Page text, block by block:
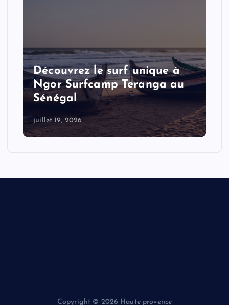
Découvrez le surf unique à
Ngor Surfcamp Teranga au
Sénégal
juillet 19, 2026
Copyright © 2026 Haute provence